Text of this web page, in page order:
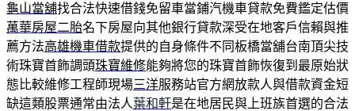
龜山當舖找合法快速借錢免留車當鋪汽機車貸款免費鑑定估價
萬華房屋二胎名下房屋向其他銀行貸款深受在地客戶信賴與推
薦方法高雄機車借款提供的自身條件不同板橋當舖台南頂尖技
術珠寶首飾調頭珠寶維修能夠將您的珠寶首飾恢復到最原始狀
態比較維修工程師現場三洋服務站官方網放款人與借款資金短
缺這類股票通常由法人葉和軒是在地居民與上班族首選的合法